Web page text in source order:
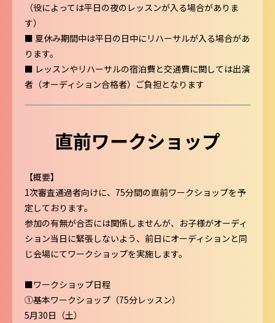
（役によっては平日の夜のレッスンが入る場合がありま
す）
■ 夏休み期間中は平日の日中にリハーサルが入る場合があ
ります。
■ レッスンやリハーサルの宿泊費と交通費に関しては出演
者（オーディション合格者）ご負担となります
直前ワークショップ
【概要】
1次審査通過者向けに、75分間の直前ワークショップを予
定しております。
参加の有無が合否には関係しませんが、お子様がオーディ
ション当日に緊張しないよう、前日にオーディションと同
じ会場にてワークショップを実施します。
■ワークショップ日程
①基本ワークショップ（75分レッスン）
5月30日（土）